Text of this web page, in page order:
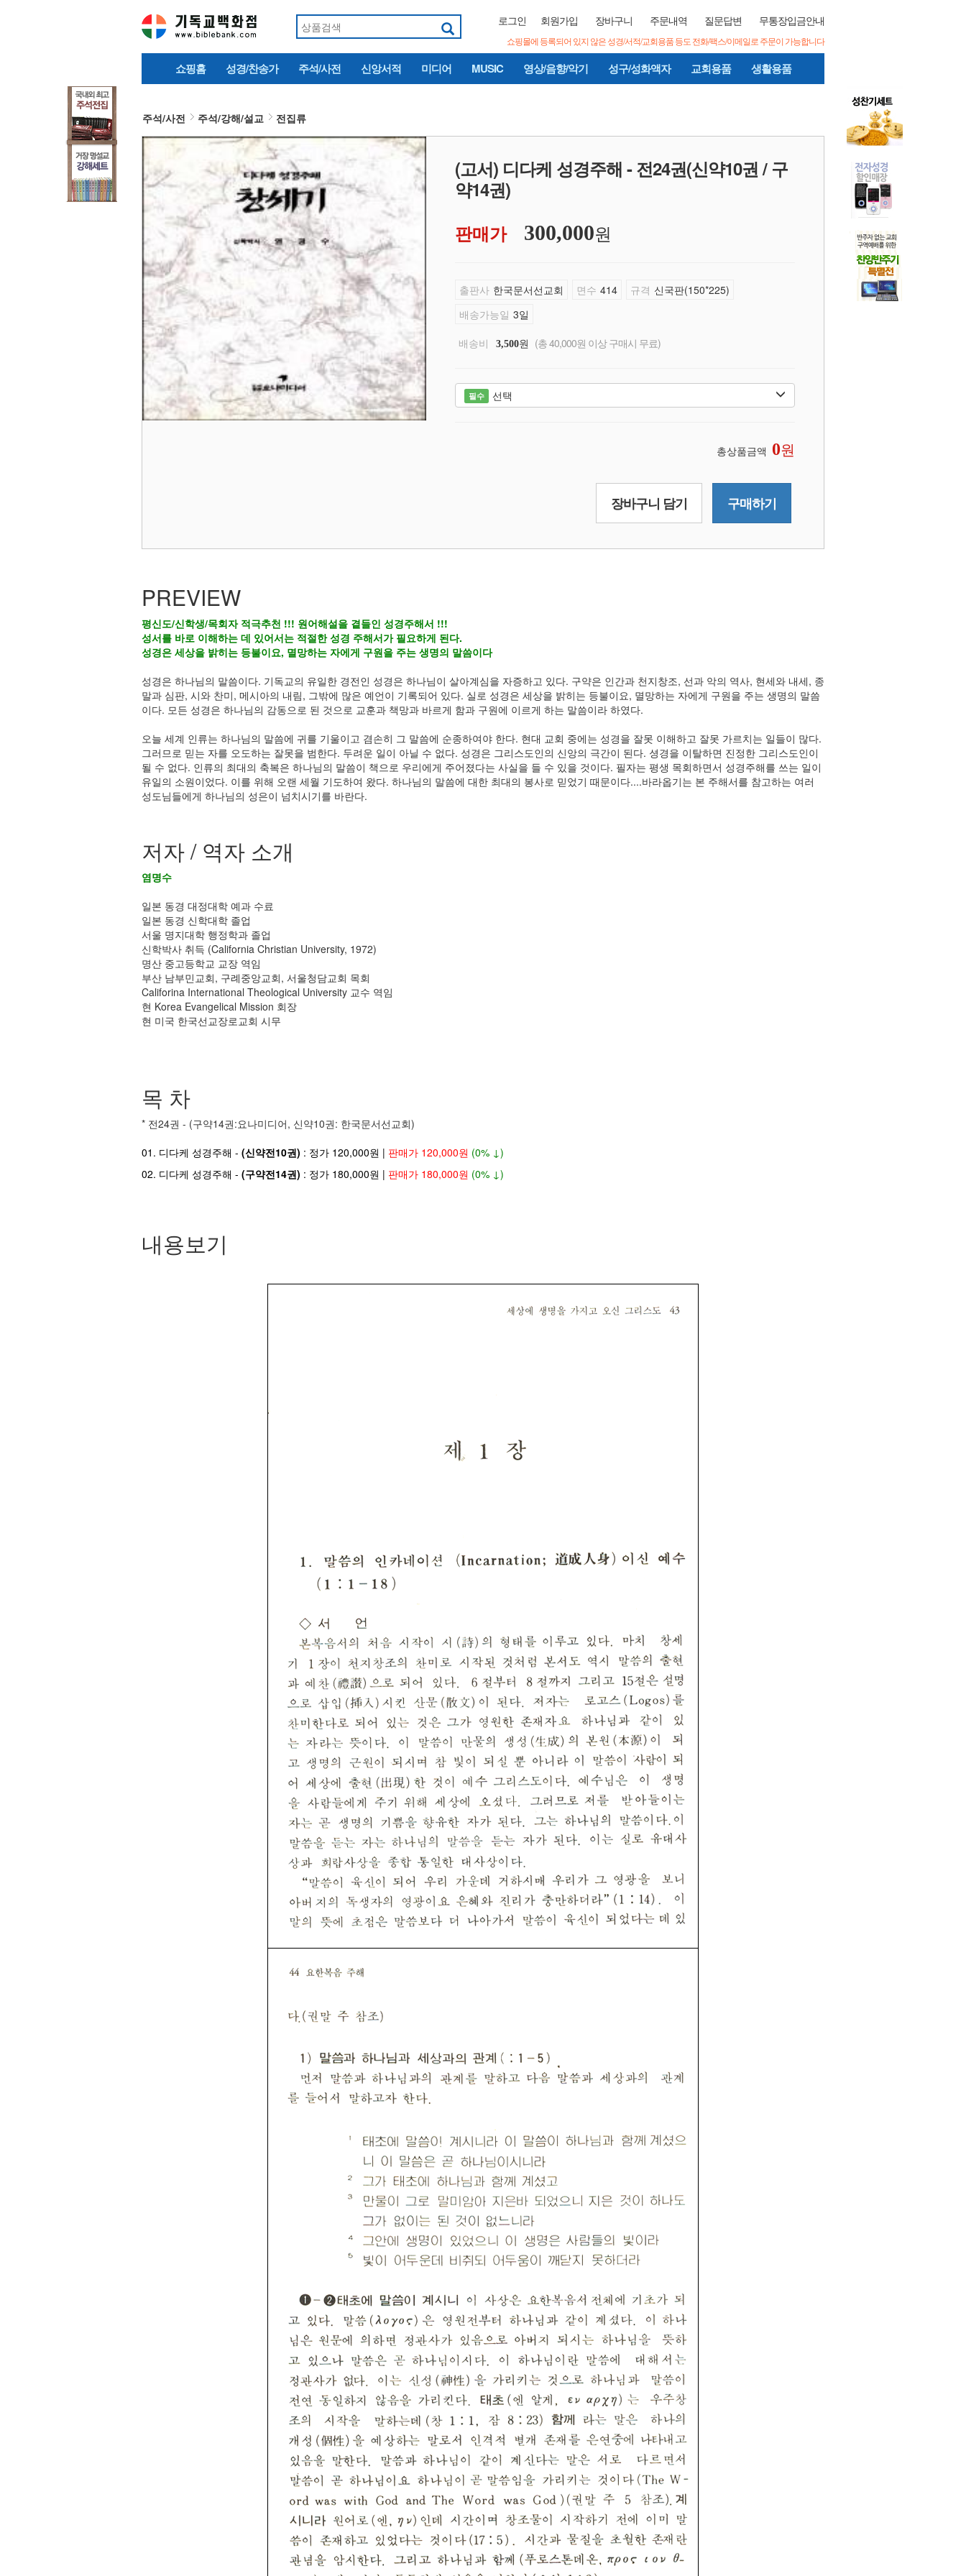
로그인 회원가입 장바구니 주문내역 질문답변 무통장입금안내
쇼핑몰에 등록되어 있지 않은 성경/서적/교회용품 등도 전화/팩스/이메일로 주문이 가능합니다
쇼핑홈 성경/찬송가 주석/사전 신앙서적 미디어 MUSIC 영상/음향/악기 성구/성화액자 교회용품 생활용품
주석/사전 주석/강해/설교 전집류
(고서) 디다케 성경주해 - 전24권(신약10권 / 구
약14권)
판매가
300,000원
출판사 한국문서선교회 면수 414 규격 신국판(150*225)
배송가능일 3일
배송비
3,500원 (총 40,000원 이상 구매시 무료)
필수 선택
총상품금액 0원
장바구니 담기 구매하기
PREVIEW
평신도/신학생/목회자 적극추천 !!! 원어해설을 곁들인 성경주해서 !!!
성서를 바로 이해하는 데 있어서는 적절한 성경 주해서가 필요하게 된다.
성경은 세상을 밝히는 등불이요, 멸망하는 자에게 구원을 주는 생명의 말씀이다
성경은 하나님의 말씀이다. 기독교의 유일한 경전인 성경은 하나님이 살아계심을 자증하고 있다. 구약은 인간과 천지창조, 선과 악의 역사, 현세와 내세, 종
말과 심판, 시와 찬미, 메시아의 내림, 그밖에 많은 예언이 기록되어 있다. 실로 성경은 세상을 밝히는 등불이요, 멸망하는 자에게 구원을 주는 생명의 말씀
이다. 모든 성경은 하나님의 감동으로 된 것으로 교훈과 책망과 바르게 함과 구원에 이르게 하는 말씀이라 하였다.
오늘 세계 인류는 하나님의 말씀에 귀를 기울이고 겸손히 그 말씀에 순종하여야 한다. 현대 교회 중에는 성경을 잘못 이해하고 잘못 가르치는 일들이 많다.
그러므로 믿는 자를 오도하는 잘못을 범한다. 두려운 일이 아닐 수 없다. 성경은 그리스도인의 신앙의 극간이 된다. 셩경을 이탈하면 진정한 그리스도인이
될 수 없다. 인류의 최대의 축복은 하나님의 말씀이 책으로 우리에게 주어졌다는 사실을 들 수 있을 것이다. 필자는 평생 목회하면서 성경주해를 쓰는 일이
유일의 소원이었다. 이를 위해 오랜 세월 기도하여 왔다. 하나님의 말씀에 대한 최대의 봉사로 믿었기 때문이다....바라옵기는 본 주해서를 참고하는 여러
성도님들에게 하나님의 성은이 넘치시기를 바란다.
저자 / 역자 소개
염명수
일본 동경 대정대학 예과 수료
일본 동경 신학대학 졸업
서울 명지대학 행정학과 졸업
신학박사 취득 (California Christian University, 1972)
명산 중고등학교 교장 역임
부산 남부민교회, 구례중앙교회, 서울청담교회 목회
Califorina International Theological University 교수 역임
현 Korea Evangelical Mission 회장
현 미국 한국선교장로교회 시무
목 차
* 전24권 - (구약14권:요나미디어, 신약10권: 한국문서선교회)
01. 디다케 성경주해 - (신약전10권) : 정가 120,000원 | 판매가 120,000원 (0% ↓)
02. 디다케 성경주해 - (구약전14권) : 정가 180,000원 | 판매가 180,000원 (0% ↓)
내용보기